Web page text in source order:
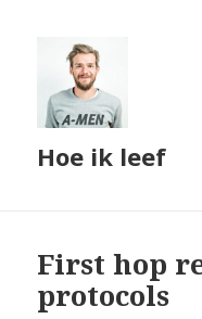
Hoe ik leef
First hop
protocols